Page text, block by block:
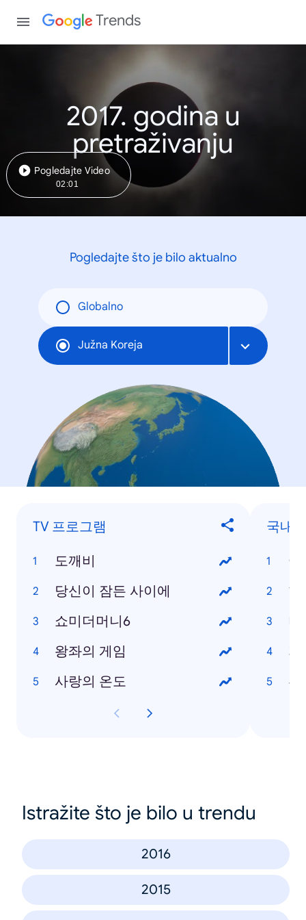
Trends
2017. godina u
pretraživanju
Pogledajte Video
02:01
Pogledajte što je bilo aktualno
Globalno
Južna Koreja
TV 프로그램
도깨비
당신이 잠든 사이에
쇼미더머니6
왕좌의 게임
사랑의 온도
국내
어
한
지
부
Istražite što je bilo u trendu
2016
2015